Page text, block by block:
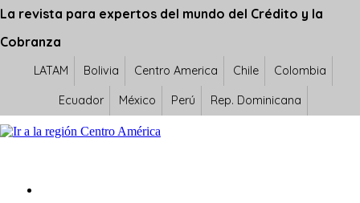
La revista para expertos del mundo del Crédito y la
Cobranza
LATAM Bolivia Centro America Chile Colombia
Ecuador México Perú Rep. Dominicana